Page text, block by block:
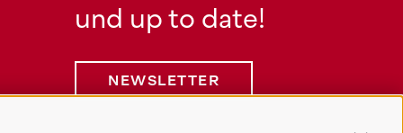
und up to date!
NEWSLETTER